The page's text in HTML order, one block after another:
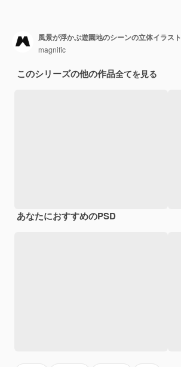
風景が浮かぶ遊園地のシーンの立体イラスト
magnific
このシリーズの他の作品全てを見る
あなたにおすすめのPSD